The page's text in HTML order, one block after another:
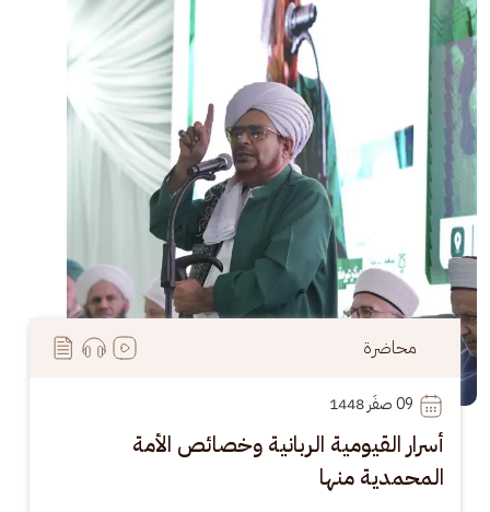
محاضرة
09
أسرار القيومية الربانية وخصائص الأمة
المحمدية منها